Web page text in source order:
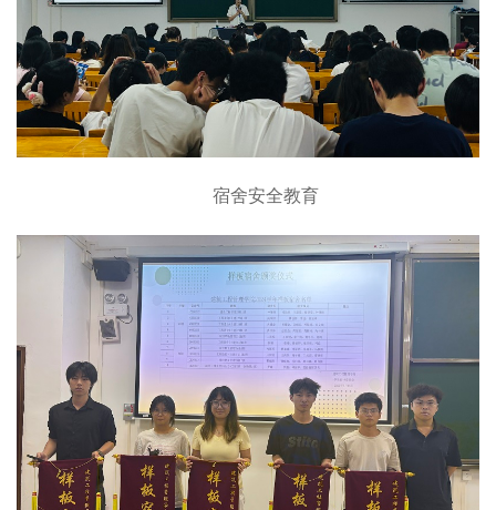
宿舍安全教育